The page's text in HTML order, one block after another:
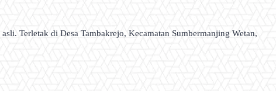
Terletak di Desa Tambakrejo, Kecamatan Sumbermanjing Wetan,